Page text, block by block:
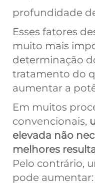
profundidade
Esses fatores
muito mais
determinação
tratamento do
aumentar a
Em muitos
convencionais,
elevada não
melhores
Pelo contrário,
pode aumentar: